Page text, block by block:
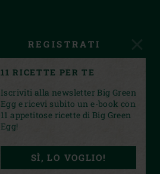
FACEBOOKINSTAGRAM
REGISTRATI
11 RICETTE PER TE
Iscriviti alla newsletter Big Green
Egg e ricevi subito un e-book con
11 appetitose ricette di Big Green
Egg!
SÌ, LO VOGLIO!